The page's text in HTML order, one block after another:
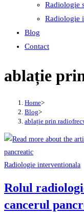
Radiologie
Radiologie
Blog
Contact
ablație
Home>
Blog>
ablație prin
Radiologie interventionala
Rolul
cancerul